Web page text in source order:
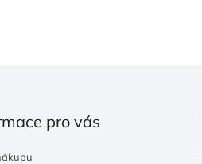
pro vás